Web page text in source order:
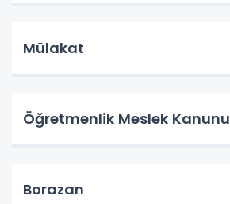
Mülakat
Öğretmenlik Meslek Kanunu
Borazan